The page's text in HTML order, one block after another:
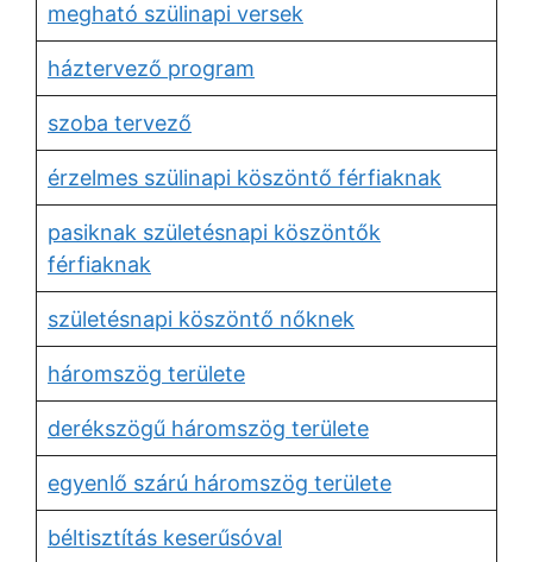
megható szülinapi versek
háztervező program
szoba tervező
érzelmes szülinapi köszöntő férfiaknak
pasiknak születésnapi köszöntők
férfiaknak
születésnapi köszöntő nőknek
háromszög területe
derékszögű háromszög területe
egyenlő szárú háromszög területe
béltisztítás keserűsóval